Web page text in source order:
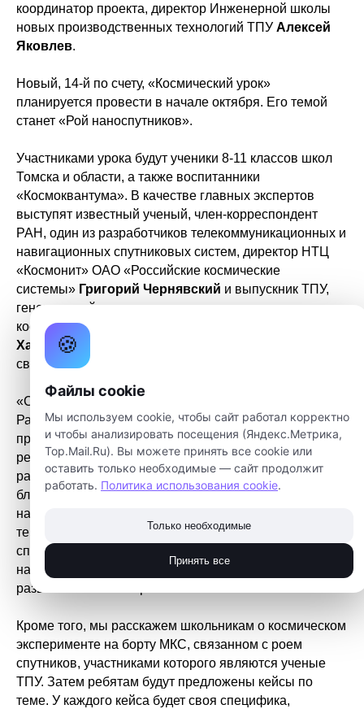
координатор проекта, директор Инженерной школы
новых производственных технологий ТПУ Алексей
Яковлев.
Новый, 14-й по счету, «Космический урок»
планируется провести в начале октября. Его темой
станет «Рой наноспутников».
Участниками урока будут ученики 8-11 классов школ
Томска и области, а также воспитанники
«Космоквантума». В качестве главных экспертов
выступят известный ученый, член-корреспондент
РАН, один из разработчиков телекоммуникационных и
навигационных спутниковых систем, директор НТЦ
«Космонит» ОАО «Российские космические
системы» Григорий Чернявский и выпускник ТПУ,
генеральный конструктор автоматических
космических систем и комплексов Роскосмоса
Хартов. Во время мероприятия будет организована
связь с космонавтами МКС.
«Сам проект теперь будет проходить по другой схеме.
Разработана дополнительная образовательная
программа "Рой наноспутников", пройдя которую
ребята получат удостоверения гособразца. Поэтому
работа будет проходить в несколько этапов. Первый
блок будет вводным. Здесь ребята узнают, почему
надо изучать космос, почему выбрана именно такая
тема, как нам могут и должны помогать малые
спутники, в чем смысл и задача проекта "Рой
наноспутников", как вообще появилась эта идея, как
развивается это направление.
Кроме того, мы расскажем школьникам о космическом
эксперименте на борту МКС, связанном с роем
спутников, участниками которого являются ученые
ТПУ. Затем ребятам будут предложены кейсы по
теме. У каждого кейса будет своя специфика,
🍪
Файлы cookie
Мы используем cookie, чтобы сайт работал корректно
и чтобы анализировать посещения (Яндекс.Метрика,
Top.Mail.Ru). Вы можете принять все cookie или
оставить только необходимые — сайт продолжит
работать. Политика использования cookie.
Только необходимые
Принять все